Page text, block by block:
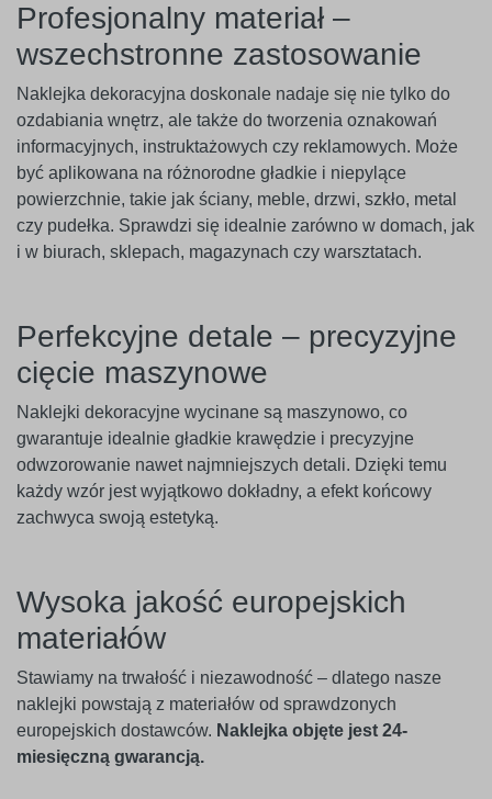
Profesjonalny materiał –
wszechstronne zastosowanie
Naklejka dekoracyjna doskonale nadaje się nie tylko do
ozdabiania wnętrz, ale także do tworzenia oznakowań
informacyjnych, instruktażowych czy reklamowych. Może
być aplikowana na różnorodne gładkie i niepylące
powierzchnie, takie jak ściany, meble, drzwi, szkło, metal
czy pudełka. Sprawdzi się idealnie zarówno w domach, jak
i w biurach, sklepach, magazynach czy warsztatach.
Perfekcyjne detale – precyzyjne
cięcie maszynowe
Naklejki dekoracyjne wycinane są maszynowo, co
gwarantuje idealnie gładkie krawędzie i precyzyjne
odwzorowanie nawet najmniejszych detali. Dzięki temu
każdy wzór jest wyjątkowo dokładny, a efekt końcowy
zachwyca swoją estetyką.
Wysoka jakość europejskich
materiałów
Stawiamy na trwałość i niezawodność – dlatego nasze
naklejki powstają z materiałów od sprawdzonych
europejskich dostawców. Naklejka objęte jest 24-
miesięczną gwarancją.